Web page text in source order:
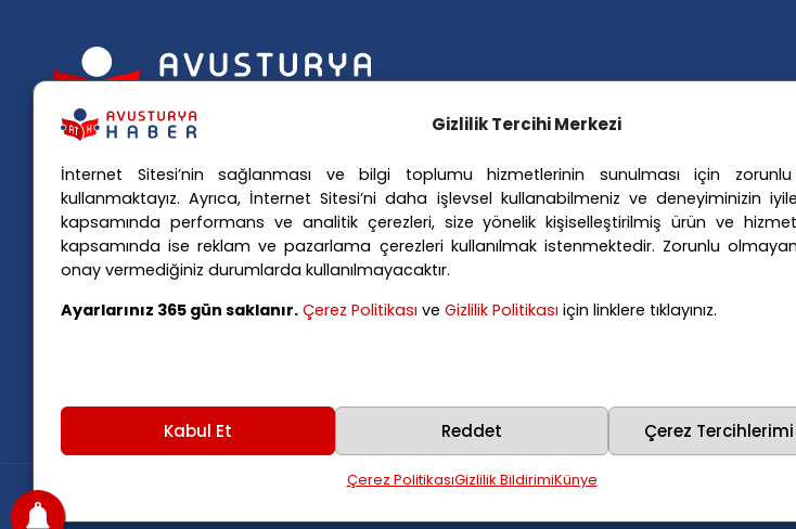
Gizlilik Tercihi Merkezi
İnternet Sitesi’nin sağlanması ve bilgi toplumu hizmetlerinin sunulması için
kullanmaktayız. Ayrıca, İnternet Sitesi’ni daha işlevsel kullanabilmeniz ve deneyiminizin
kapsamında performans ve analitik çerezleri, size yönelik kişiselleştirilmiş ürün ve hizmet
kapsamında ise reklam ve pazarlama çerezleri kullanılmak istenmektedir. Zorunlu
onay vermediğiniz durumlarda kullanılmayacaktır.
Ayarlarınız 365 gün saklanır. Çerez Politikası ve Gizlilik Politikası için linklere tıklayınız.
Kabul Et Reddet Çerez
Çerez PolitikasıGizlilik BildirimiKünye
Avusturya basınındaki haberleri
anında Türkçe'ye çevirerek,
Avusturya'da yaşayan Türklerin ülke
gündemini ana dillerinde takip
etmelerini sağlıyoruz.
Avusturya Adalet Sistemi Avusturya
Avusturya Hava Durumu
Avusturya Içişleri
Avusturya Polis Soruşturması
Avusturya
Avusturya Trafik Haberleri
Donald Trump
Copyright